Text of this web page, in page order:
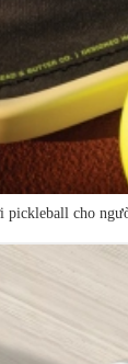
pickleball cho